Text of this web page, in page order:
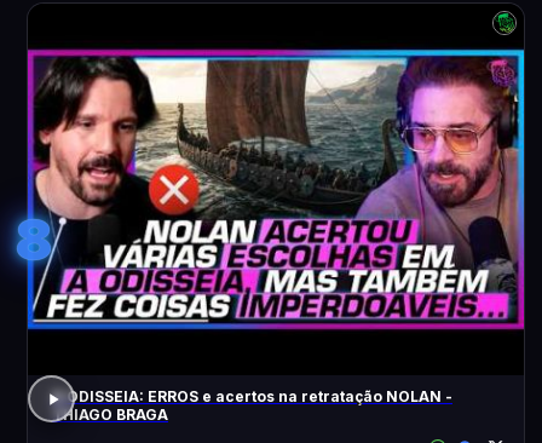
8
A ODISSEIA: ERROS e acertos na retratação NOLAN -
THIAGO BRAGA